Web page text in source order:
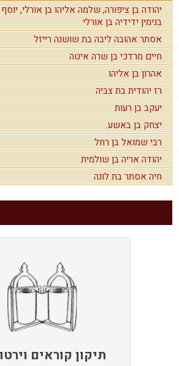
יהודה בן ציפורה, שלמה אליהו בן אורלי,
בנימין ידידיה בן אורלי
אסתר אהובה ליבה בת שושנה רייזל
חיים מרדכי בן שרה איטה
אהרון בן אליהו
רז יהודית בת צביה
יעקב בן רעות
יצחק בן באשע.
רבי שמואל בן רחל
יהודה אריה בן שולמית
חיה אסתר בת לונה
תיקון קוראים